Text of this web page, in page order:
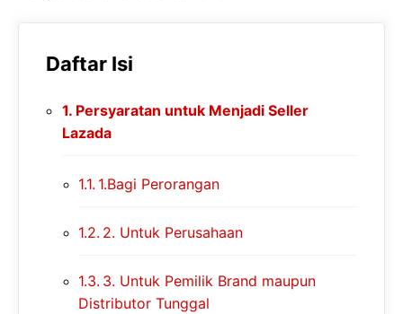
Daftar Isi
Persyaratan untuk Menjadi Seller
Lazada
1.Bagi Perorangan
2. Untuk Perusahaan
3. Untuk Pemilik Brand maupun
Distributor Tunggal